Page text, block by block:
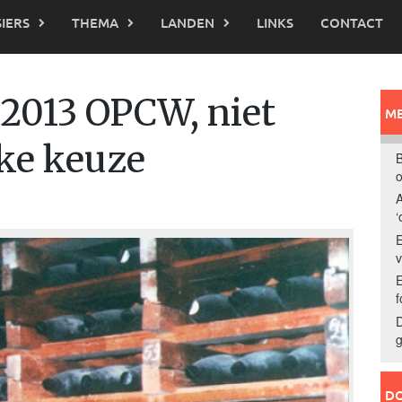
THEMA LANDEN LINKS CONTACT
OPCW, niet
keuze